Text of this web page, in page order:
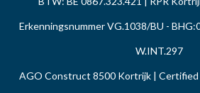
Erkenningsnummer VG.1038/BU -
W.INT.297
AGO Construct 8500 Kortrijk | Certified